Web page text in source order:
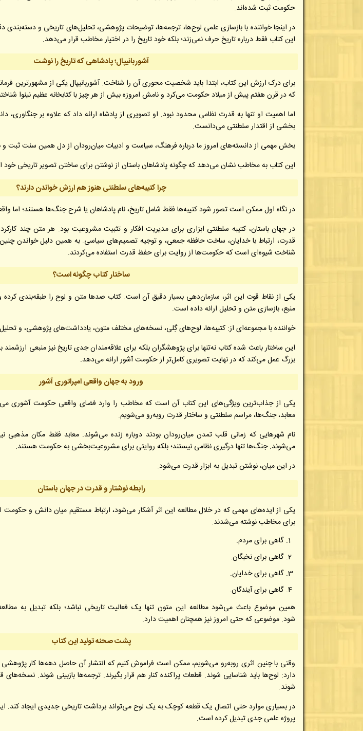
حکومت ثبت شده‌اند.
در اینجا خواننده با بازسازی علمی لوح‌ها، ترجمه‌ها، توضیحات پژوهشی، تحلیل‌های تاریخی و
این کتاب فقط درباره تاریخ حرف نمی‌زند؛ بلکه خود تاریخ را در اختیار مخاطب قرار می‌دهد.
آشوربانیپال؛ پادشاهی که تاریخ را نوشت
برای درک ارزش این کتاب، ابتدا باید شخصیت محوری آن را شناخت. آشوربانیپال یکی از مشهورترین
که در قرن هفتم پیش از میلاد حکومت می‌کرد و نامش امروزه بیش از هر چیز با کتابخانه عظیم نینوا
اما اهمیت او تنها به قدرت نظامی محدود نبود. او تصویری از پادشاه ارائه داد که علاوه بر
بخشی از اقتدار سلطنتی می‌دانست.
بخش مهمی از دانسته‌های امروز ما درباره فرهنگ، سیاست و ادبیات میان‌رودان از دل همین سنت
این کتاب به مخاطب نشان می‌دهد که چگونه پادشاهان باستان از نوشتن برای ساختن تصویر تاریخی خود
چرا کتیبه‌های سلطنتی هنوز هم ارزش خواندن دارند؟
در نگاه اول ممکن است تصور شود کتیبه‌ها فقط شامل تاریخ، نام پادشاهان یا شرح جنگ‌ها هستند؛ اما
در جهان باستان، کتیبه سلطنتی ابزاری برای مدیریت افکار و تثبیت مشروعیت بود. هر متن چند
قدرت، ارتباط با خدایان، ساخت حافظه جمعی، و توجیه تصمیم‌های سیاسی. به همین دلیل خواندن
شناخت شیوه‌ای است که حکومت‌ها از روایت برای حفظ قدرت استفاده می‌کردند.
ساختار کتاب چگونه است؟
یکی از نقاط قوت این اثر، سازمان‌دهی بسیار دقیق آن است. کتاب صدها متن و لوح را طبقه‌بندی
منبع، بازسازی متن و تحلیل ارائه داده است.
خواننده با مجموعه‌ای از: کتیبه‌ها، لوح‌های گِلی، نسخه‌های مختلف متون، یادداشت‌های پژوهشی، و
این ساختار باعث شده کتاب نه‌تنها برای پژوهشگران بلکه برای علاقه‌مندان جدی تاریخ نیز منبعی
بزرگ عمل می‌کند که در نهایت تصویری کامل‌تر از حکومت آشور ارائه می‌دهد.
ورود به جهان واقعی امپراتوری آشور
یکی از جذاب‌ترین ویژگی‌های این کتاب آن است که مخاطب را وارد فضای واقعی حکومت آشوری
معابد، جنگ‌ها، مراسم سلطنتی و ساختار قدرت روبه‌رو می‌شویم.
نام شهرهایی که زمانی قلب تمدن میان‌رودان بودند دوباره زنده می‌شوند. معابد فقط مکان
می‌شوند. جنگ‌ها تنها درگیری نظامی نیستند؛ بلکه روایتی برای مشروعیت‌بخشی به حکومت هستند.
در این میان، نوشتن تبدیل به ابزار قدرت می‌شود.
رابطه نوشتار و قدرت در جهان باستان
یکی از ایده‌های مهمی که در خلال مطالعه این اثر آشکار می‌شود، ارتباط مستقیم میان دانش و
برای مخاطب نوشته می‌شدند.
گاهی برای مردم.
گاهی برای نخبگان.
گاهی برای خدایان.
گاهی برای آیندگان.
همین موضوع باعث می‌شود مطالعه این متون تنها یک فعالیت تاریخی نباشد؛ بلکه تبدیل به
شود. موضوعی که حتی امروز نیز همچنان اهمیت دارد.
پشت صحنه تولید این کتاب
وقتی با چنین اثری روبه‌رو می‌شویم، ممکن است فراموش کنیم که انتشار آن حاصل دهه‌ها کار پژوهشی
دارد: لوح‌ها باید شناسایی شوند. قطعات پراکنده کنار هم قرار بگیرند. ترجمه‌ها بازبینی شوند.
شوند.
در بسیاری موارد حتی اتصال یک قطعه کوچک به یک لوح می‌تواند برداشت تاریخی جدیدی ایجاد کند.
پروژه علمی جدی تبدیل کرده است.